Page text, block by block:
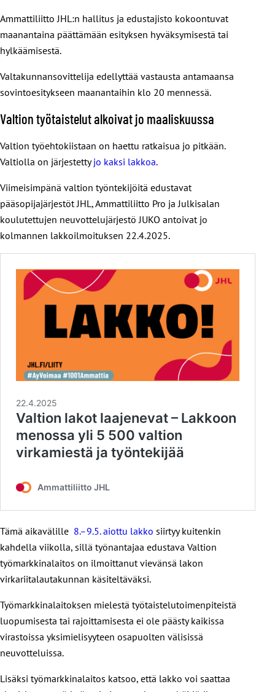
Ammattiliitto JHL:n hallitus ja edustajisto kokoontuvat
maanantaina päättämään esityksen hyväksymisestä tai
hylkäämisestä.
Valtakunnansovittelija edellyttää vastausta antamaansa
sovintoesitykseen maanantaihin klo 20 mennessä.
Valtion työtaistelut alkoivat jo maaliskuussa
Valtion työehtokiistaan on haettu ratkaisua jo pitkään.
Valtiolla on järjestettyjo kaksi lakkoa.
Viimeisimpänä valtion työntekijöitä edustavat
pääsopijajärjestöt JHL, Ammattiliitto Pro ja Julkisalan
koulutettujen neuvottelujärjestö JUKO antoivat jo
kolmannen lakkoilmoituksen 22.4.2025.
Tämä aikavälille 8.–9.5. aiottu lakko siirtyy kuitenkin
kahdella viikolla, sillä työnantajaa edustava Valtion
työmarkkinalaitos on ilmoittanut vievänsä lakon
virkariitalautakunnan käsiteltäväksi.
Työmarkkinalaitoksen mielestä työtaistelutoimenpiteistä
luopumisesta tai rajoittamisesta ei ole päästy kaikissa
virastoissa yksimielisyyteen osapuolten välisissä
neuvotteluissa.
Lisäksi työmarkkinalaitos katsoo, että lakko voi saattaa